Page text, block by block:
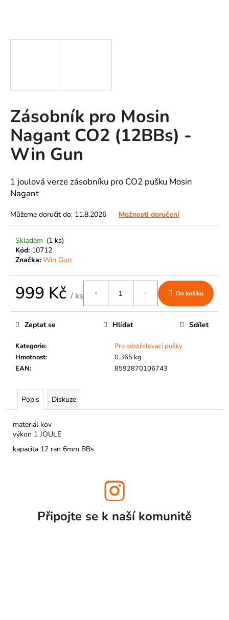
Zásobník pro Mosin
Nagant CO2 (12BBs) -
Win Gun
1 joulová verze zásobníku pro CO2 pušku Mosin
Nagant
Můžeme doručit do: 11.8.2026 Možnosti doručení
Skladem (1 ks)
Kód: 10712
Značka: Win Gun
999 Kč / ks Do košíku
Kategorie:
Pro odstřelovací pušky
Hmotnost:
0.365 kg
EAN: 8592870106743
Zeptat se Hlídat Sdílet
Popis Diskuze
materiál kov
výkon 1 JOULE
kapacita 12 ran 6mm BBs
Í
HLEDAT
D
p
o
r
u
u
j
e
m
e
Připojte se k naší komunitě